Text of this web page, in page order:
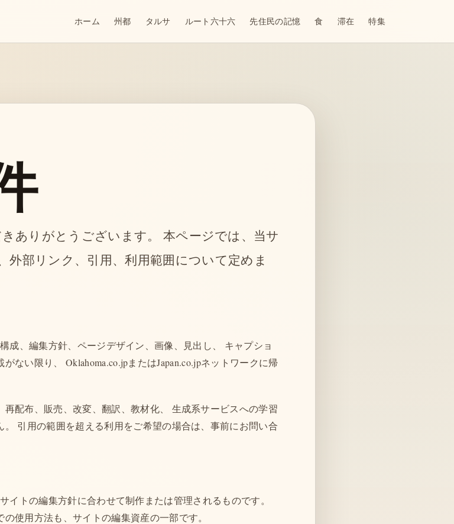
ホーム 州都 タルサ ルート六十六 先住民の記憶 食 滞在 特集
きありがとうございます。 本ページでは、当サ
外部リンク、引用、利用範囲について定めま
成、編集方針、ページデザイン、画像、見出し、 キャプショ
ない限り、 Oklahoma.co.jpまたはJapan.co.jpネットワークに帰
配布、販売、改変、翻訳、教材化、 生成系サービスへの学習
引用の範囲を超える利用をご希望の場合は、事前にお問い合
イトの編集方針に合わせて制作または管理されるものです。
使用方法も、サイトの編集資産の一部です。